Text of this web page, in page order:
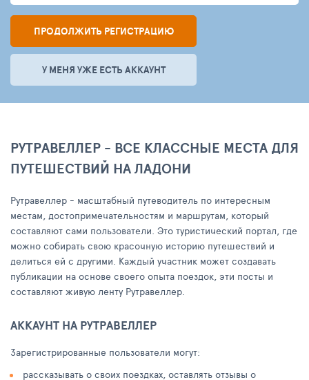
ПРОДОЛЖИТЬ РЕГИСТРАЦИЮ
У МЕНЯ УЖЕ ЕСТЬ АККАУНТ
РУТРАВЕЛЛЕР - ВСЕ КЛАССНЫЕ МЕСТА ДЛЯ
ПУТЕШЕСТВИЙ НА ЛАДОНИ
Рутравеллер - масштабный путеводитель по интересным
местам, достопримечательностям и маршрутам, который
составляют сами пользователи. Это туристический портал, где
можно собирать свою красочную историю путешествий и
делиться ей с другими. Каждый участник может создавать
публикации на основе своего опыта поездок, эти посты и
составляют живую ленту Рутравеллер.
АККАУНТ НА РУТРАВЕЛЛЕР
Зарегистрированные пользователи могут:
рассказывать о своих поездках, оставлять отзывы о